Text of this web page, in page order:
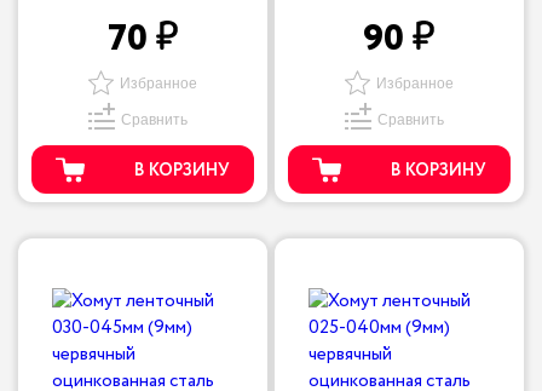
70
Избранное
Сравнить
В КОРЗИНУ
90
Избранное
Сравнить
В КОРЗИНУ